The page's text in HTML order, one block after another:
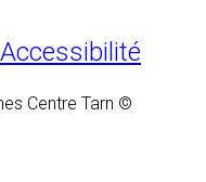
Accessibilité
Centre Tarn ©